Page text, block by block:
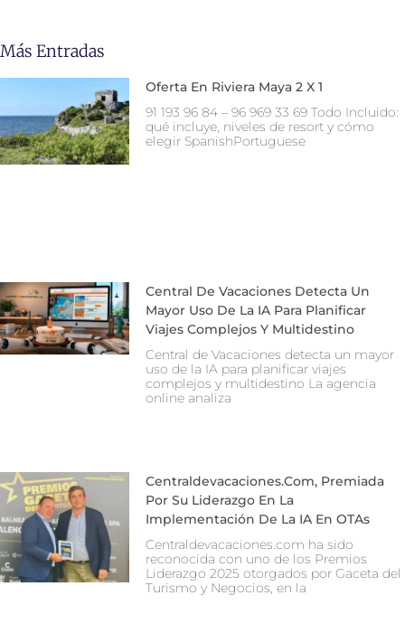
Más Entradas
Oferta En Riviera Maya 2 X 1
91 193 96 84 – 96 969 33 69 Todo Incluido:
qué incluye, niveles de resort y cómo
elegir SpanishPortuguese
Central De Vacaciones Detecta Un
Mayor Uso De La IA Para Planificar
Viajes Complejos Y Multidestino
Central de Vacaciones detecta un mayor
uso de la IA para planificar viajes
complejos y multidestino La agencia
online analiza
Centraldevacaciones.com, Premiada
Por Su Liderazgo En La
Implementación De La IA En OTAs
Centraldevacaciones.com ha sido
reconocida con uno de los Premios
Liderazgo 2025 otorgados por Gaceta del
Turismo y Negocios, en la